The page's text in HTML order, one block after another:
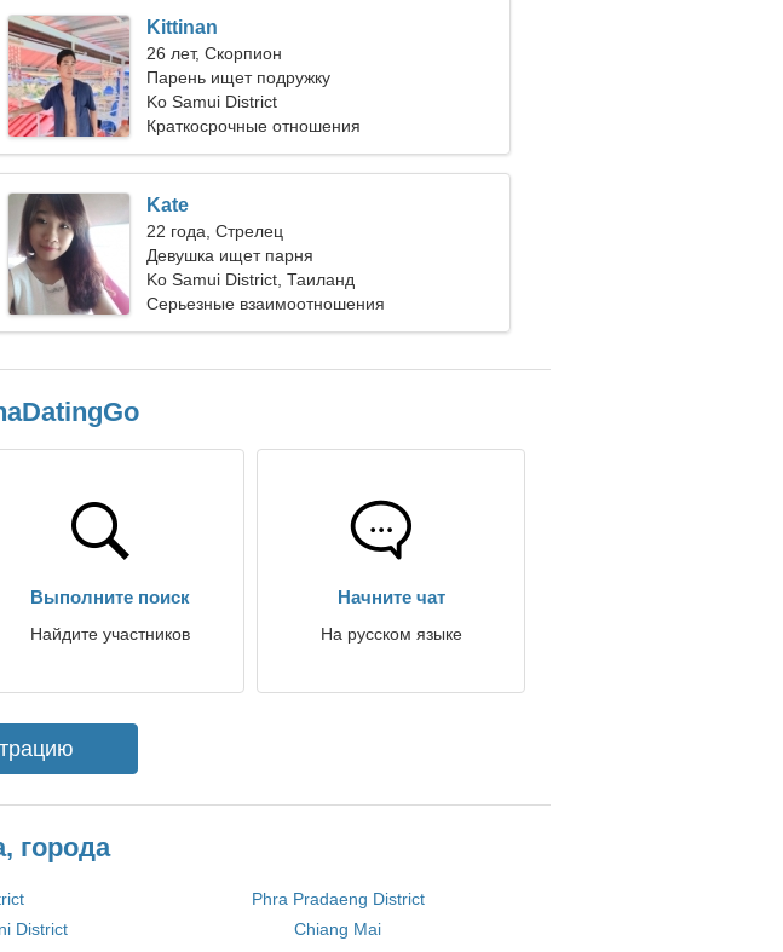
Kittinan
26 лет, Скорпион
Парень ищет подружку
Ko Samui District
Краткосрочные отношения
Kate
22 года, Стрелец
Девушка ищет парня
Ko Samui District, Таиланд
Серьезные взаимоотношения
Выполните поиск
Найдите участников
Начните чат
На русском языке
города
Phra Pradaeng District
District
Chiang Mai